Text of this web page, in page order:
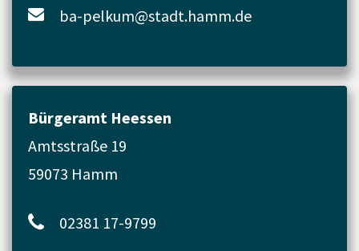
ba-pelkum@stadt.hamm.de
Bürgeramt Heessen
Amtsstraße 19
59073 Hamm
02381 17-9799